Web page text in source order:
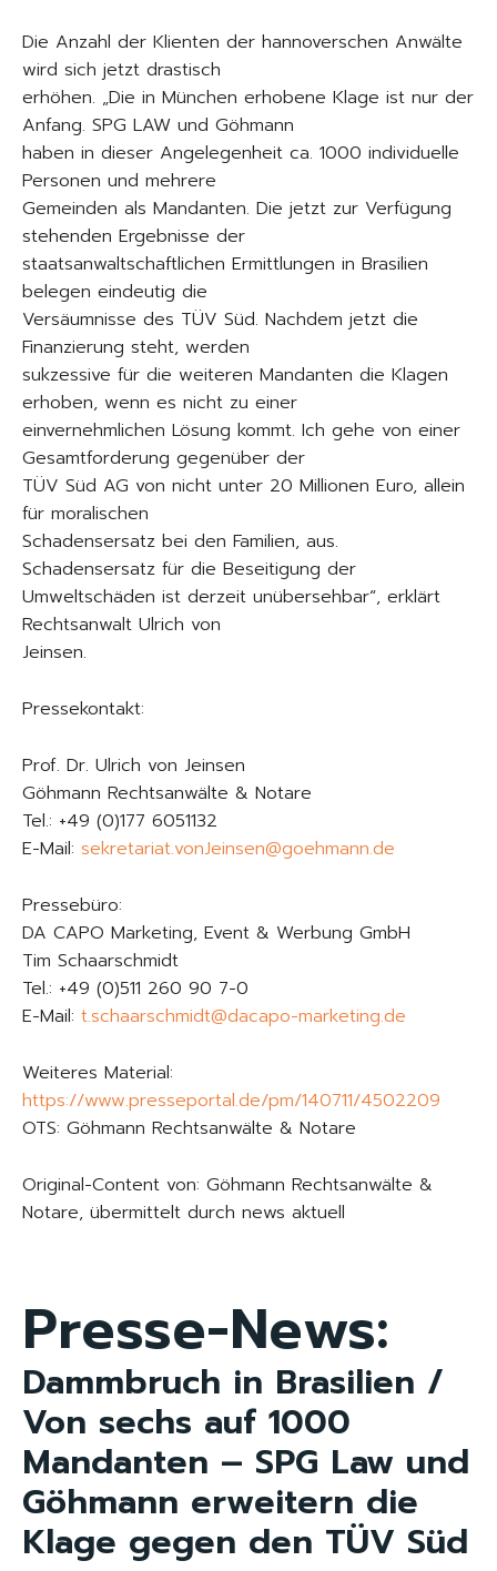
Die Anzahl der Klienten der hannoverschen Anwälte
wird sich jetzt drastisch
erhöhen. „Die in München erhobene Klage ist nur der
Anfang. SPG LAW und Göhmann
haben in dieser Angelegenheit ca. 1000 individuelle
Personen und mehrere
Gemeinden als Mandanten. Die jetzt zur Verfügung
stehenden Ergebnisse der
staatsanwaltschaftlichen Ermittlungen in Brasilien
belegen eindeutig die
Versäumnisse des TÜV Süd. Nachdem jetzt die
Finanzierung steht, werden
sukzessive für die weiteren Mandanten die Klagen
erhoben, wenn es nicht zu einer
einvernehmlichen Lösung kommt. Ich gehe von einer
Gesamtforderung gegenüber der
TÜV Süd AG von nicht unter 20 Millionen Euro, allein
für moralischen
Schadensersatz bei den Familien, aus.
Schadensersatz für die Beseitigung der
Umweltschäden ist derzeit unübersehbar“, erklärt
Rechtsanwalt Ulrich von
Jeinsen.
Pressekontakt:
Prof. Dr. Ulrich von Jeinsen
Göhmann Rechtsanwälte & Notare
Tel.: +49 (0)177 6051132
E-Mail: sekretariat.vonJeinsen@goehmann.de
Pressebüro:
DA CAPO Marketing, Event & Werbung GmbH
Tim Schaarschmidt
Tel.: +49 (0)511 260 90 7-0
E-Mail: t.schaarschmidt@dacapo-marketing.de
Weiteres Material:
https://www.presseportal.de/pm/140711/4502209
OTS: Göhmann Rechtsanwälte & Notare
Original-Content von: Göhmann Rechtsanwälte &
Notare, übermittelt durch news aktuell
Presse-News:
Dammbruch in Brasilien /
Von sechs auf 1000
Mandanten – SPG Law und
Göhmann erweitern die
Klage gegen den TÜV Süd